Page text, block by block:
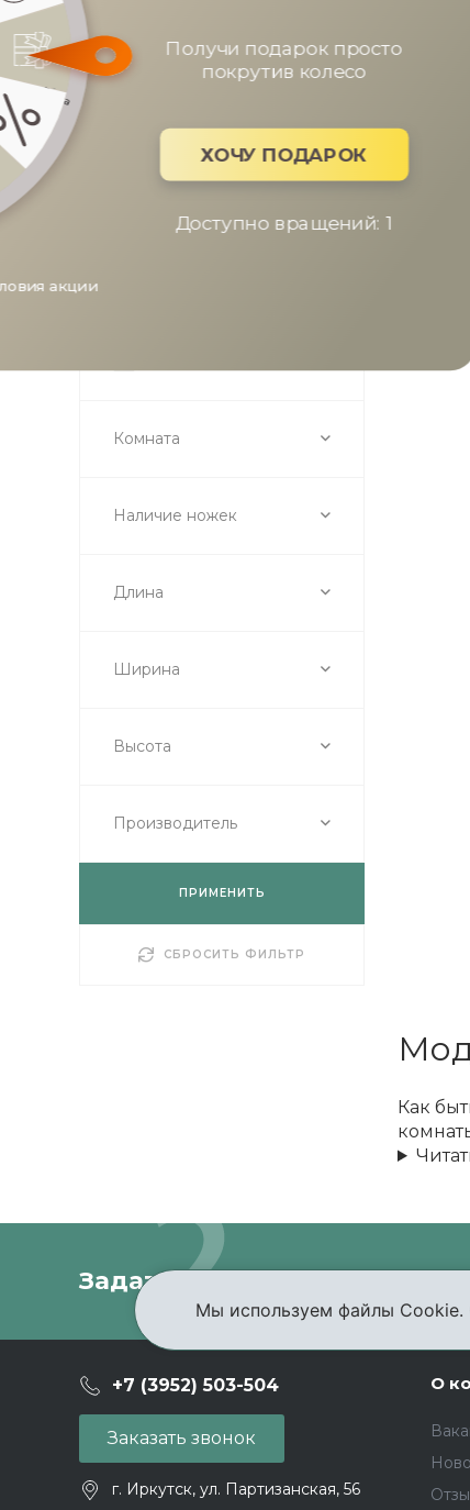
Еврокнижка
Классический
Лофт
Комната
Наличие ножек
Длина
Ширина
Высота
Производитель
ПРИМЕНИТЬ
СБРОСИТЬ ФИЛЬТР
Как
Задать вопрос
+7 (3952) 503-504
Заказать звонок
г. Иркутск, ул. Партизанская, 56
О
Получи подарок
покрутив
ХОЧУ
Доступно
Мы используем файлы Cookie.